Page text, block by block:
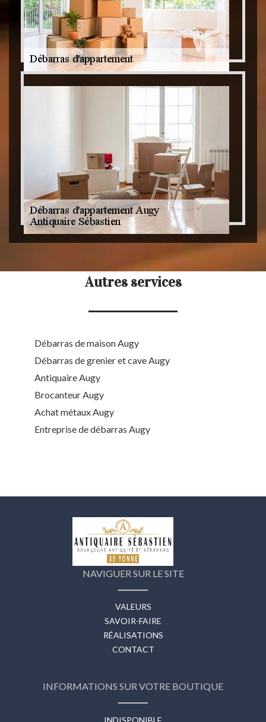
Autres services
Débarras de maison Augy
Débarras de grenier et cave Augy
Antiquaire Augy
Brocanteur Augy
Achat métaux Augy
Entreprise de débarras Augy
NAVIGUER SUR LE SITE
VALEURS
SAVOIR-FAIRE
RÉALISATIONS
CONTACT
INFORMATIONS SUR VOTRE BOUTIQUE
INDISPONIBLE